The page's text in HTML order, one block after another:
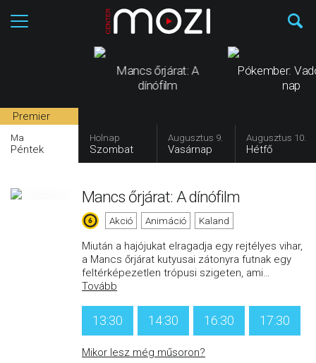
Mancs őrjárat: A
dínófilm
Pókember:
nap
Premier
Ma
Péntek
Holnap
Szombat
Augusztus 9.
Vasárnap
Augusztus 10.
Hétfő
Mancs őrjárat: A dínófilm
Akció Animáció Kaland
Miután a hajójukat elragadja egy rejtélyes vihar,
a Mancs őrjárat kutyusai zátonyra futnak egy
feltérképezetlen trópusi szigeten, ami…
Tovább
13:30 14:30 16:30 17:30
Mikor lesz még műsoron?